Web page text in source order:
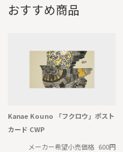
おすすめ商品
Kanae Kouno 「フクロウ」ポスト
カード CWP
メーカー希望小売価格 600円